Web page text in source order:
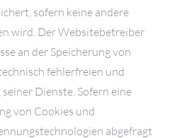
sofern keine andere
wird. Der Websitebetreiber
an der Speicherung von
fehlerfreien und
Dienste. Sofern eine
von Cookies und
abgefragt